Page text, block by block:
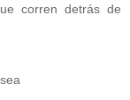
corren detrás de